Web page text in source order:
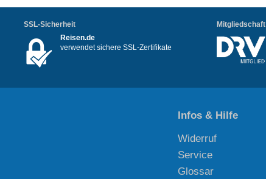
SSL-Sicherheit
Reisen.de
verwendet sichere SSL-Zertifikate
Mitgliedschaft
Infos & Hilfe
Widerruf
Service
Glossar